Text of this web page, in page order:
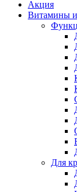
Акция
Витамины и
Для